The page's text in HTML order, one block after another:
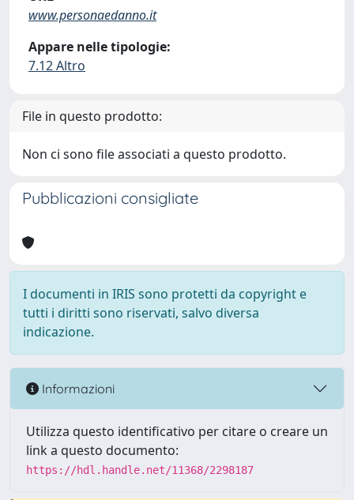
www.personaedanno.it
Appare nelle tipologie:
7.12 Altro
File in questo prodotto:
Non ci sono file associati a questo prodotto.
Pubblicazioni consigliate
I documenti in IRIS sono protetti da copyright e
tutti i diritti sono riservati, salvo diversa
indicazione.
Informazioni
Utilizza questo identificativo per citare o creare un
link a questo documento:
https://hdl.handle.net/11368/2298187